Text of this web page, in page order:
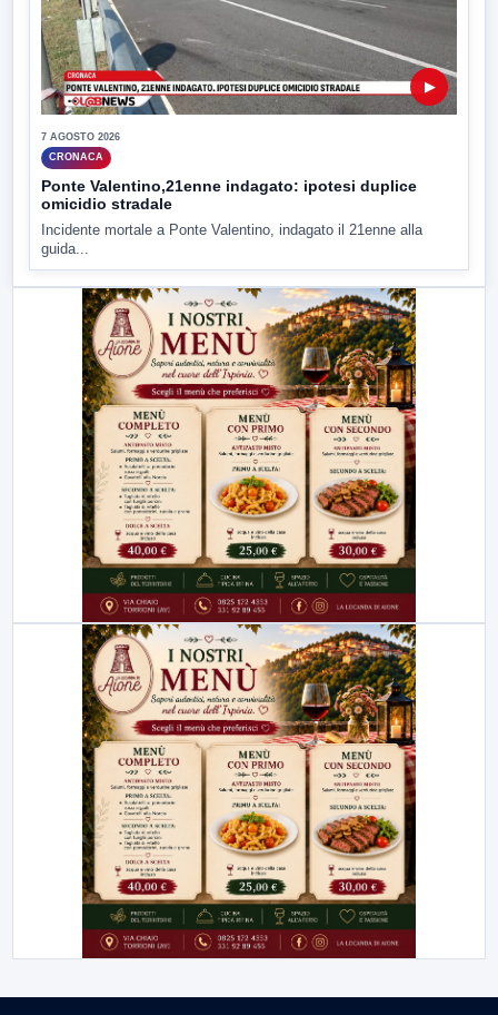
▶
7 AGOSTO 2026
CRONACA
Ponte Valentino,21enne indagato: ipotesi duplice
omicidio stradale
Incidente mortale a Ponte Valentino, indagato il 21enne alla
guida...